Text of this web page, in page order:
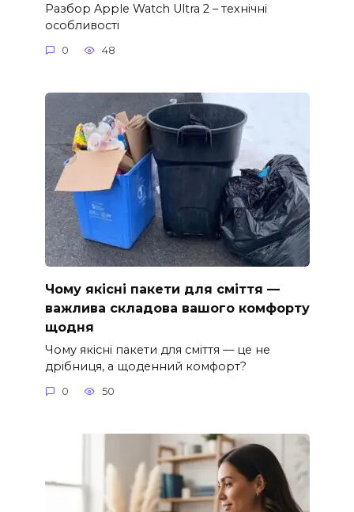
Разбор Apple Watch Ultra 2 – технічні
особливості
0 48
Чому якісні пакети для сміття —
важлива складова вашого комфорту
щодня
Чому якісні пакети для сміття — це не
дрібниця, а щоденний комфорт?
0 50